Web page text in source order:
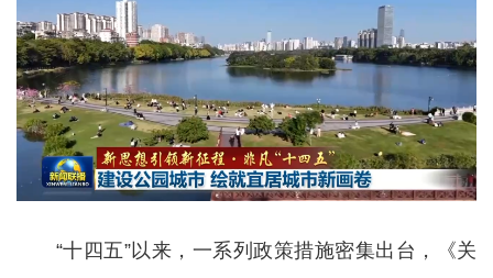
“十四五”以来，一系列政策措施密集出台，《关